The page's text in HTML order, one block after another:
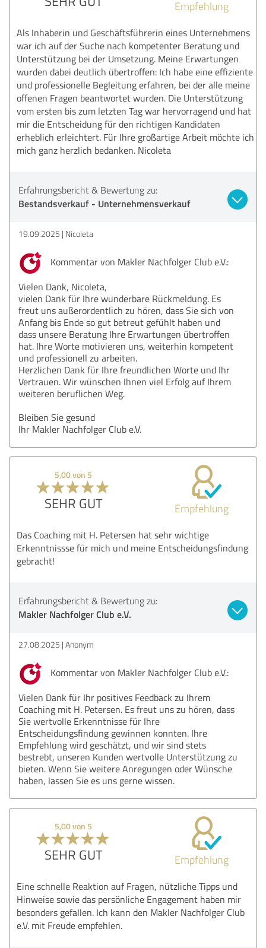
Empfehlung
Als Inhaberin und Geschäftsführerin eines Unternehmens
war ich auf der Suche nach kompetenter Beratung und
Unterstützung bei der Umsetzung. Meine Erwartungen
wurden dabei deutlich übertroffen: Ich habe eine effiziente
und professionelle Begleitung erfahren, bei der alle meine
offenen Fragen beantwortet wurden. Die Unterstützung
vom ersten bis zum letzten Tag war hervorragend und hat
mir die Entscheidung für den richtigen Kandidaten
erheblich erleichtert. Für Ihre großartige Arbeit möchte ich
mich ganz herzlich bedanken. Nicoleta
Erfahrungsbericht & Bewertung zu:
Bestandsverkauf - Unternehmensverkauf
19.09.2025 Nicoleta
Kommentar von Makler Nachfolger Club e.V.:
Vielen Dank, Nicoleta,
vielen Dank für Ihre wunderbare Rückmeldung. Es
freut uns außerordentlich zu hören, dass Sie sich von
Anfang bis Ende so gut betreut gefühlt haben und
dass unsere Beratung Ihre Erwartungen übertroffen
hat. Ihre Worte motivieren uns, weiterhin kompetent
und professionell zu arbeiten.
Herzlichen Dank für Ihre freundlichen Worte und Ihr
Vertrauen. Wir wünschen Ihnen viel Erfolg auf Ihrem
weiteren beruflichen Weg.
Bleiben Sie gesund
Ihr Makler Nachfolger Club e.V.
5,00 von 5
SEHR GUT Empfehlung
Das Coaching mit H. Petersen hat sehr wichtige
Erkenntnissse für mich und meine Entscheidungsfindung
gebracht!
Erfahrungsbericht & Bewertung zu:
Makler Nachfolger Club e.V.
27.08.2025 Anonym
Kommentar von Makler Nachfolger Club e.V.:
Vielen Dank für Ihr positives Feedback zu Ihrem
Coaching mit H. Petersen. Es freut uns zu hören, dass
Sie wertvolle Erkenntnisse für Ihre
Entscheidungsfindung gewinnen konnten. Ihre
Empfehlung wird geschätzt, und wir sind stets
bestrebt, unseren Kunden wertvolle Unterstützung zu
bieten. Wenn Sie weitere Anregungen oder Wünsche
haben, lassen Sie es uns gerne wissen.
5,00 von 5
SEHR GUT Empfehlung
Eine schnelle Reaktion auf Fragen, nützliche Tipps und
Hinweise sowie das persönliche Engagement haben mir
besonders gefallen. Ich kann den Makler Nachfolger Club
e.V. mit Freude empfehlen.